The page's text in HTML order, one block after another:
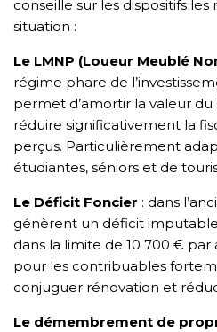
conseille sur les dispositifs
situation :
Le LMNP (Loueur Meublé
régime phare de
permet d’amortir la valeur
réduire significativement la
perçus. Particulièrement
étudiantes, séniors et de
Le Déficit Foncier : dans
génèrent un déficit
dans la limite de 10 700 €
pour les contribuables
conjuguer rénovation et
Le démembrement de